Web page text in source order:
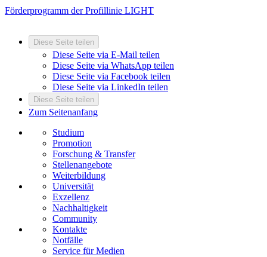
Förderprogramm der Profillinie LIGHT
Diese Seite teilen
Diese Seite via E-Mail teilen
Diese Seite via WhatsApp teilen
Diese Seite via Facebook teilen
Diese Seite via LinkedIn teilen
Diese Seite teilen
Zum Seitenanfang
Studium
Promotion
Forschung & Transfer
Stellenangebote
Weiterbildung
Universität
Exzellenz
Nachhaltigkeit
Community
Kontakte
Notfälle
Service für Medien